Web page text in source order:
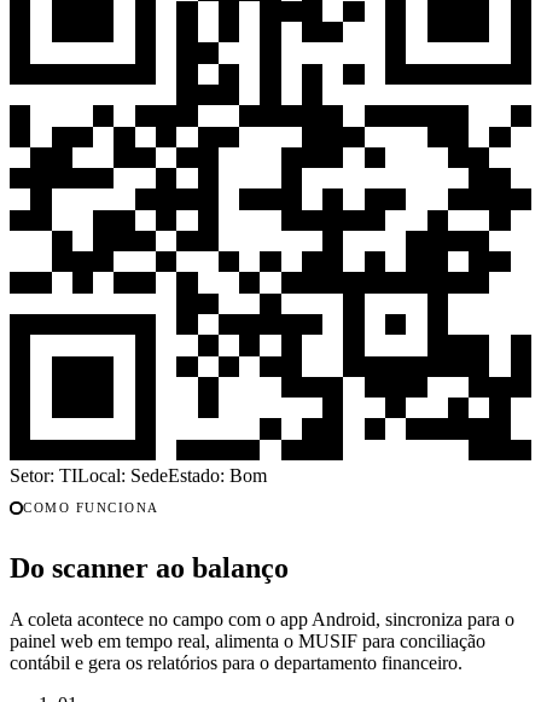
Setor: TILocal: SedeEstado: Bom
COMO FUNCIONA
Do scanner ao balanço
A coleta acontece no campo com o app Android, sincroniza para o
painel web em tempo real, alimenta o MUSIF para conciliação
contábil e gera os relatórios para o departamento financeiro.